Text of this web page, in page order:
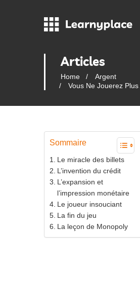
Articles
Home
Argent
Vous Ne Jouerez Plus
Sommaire
Le miracle des billets
L’invention du crédit
L’expansion et
l’impression monétaire
Le joueur insouciant
La fin du jeu
La leçon de Monopoly